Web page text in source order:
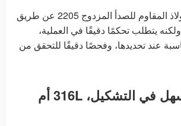
نعم. يمكن إنتاج الفولاذ المقاوم للصدأ المزدوج 2205 عن طريق
يتطلب تحكمًا دقيقًا في العملية،
عند تحديدها، وفحصًا دقيقًا للتحقق من
أي المادتين أسهل في التشكيل، 316L أم